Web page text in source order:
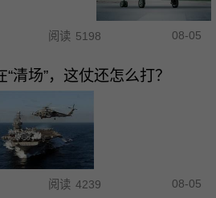
阅读 5198 08-05
清场”，这仗还怎么打？
阅读 4239 08-05